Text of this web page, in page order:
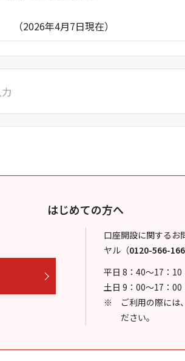
月7日現在）
はじめての方へ
口座開設に関するお
ヤル （0120-566-166
平日 8：40～17：10
土日 9：00～17：00
ご利用の際には
ださい。